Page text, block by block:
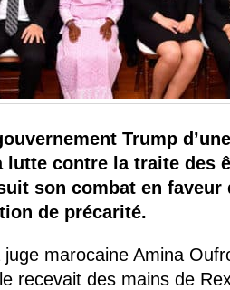
Trump
contre la traite des
son combat en faveur
de précarité.
juge marocaine Amina
recevait des mains de